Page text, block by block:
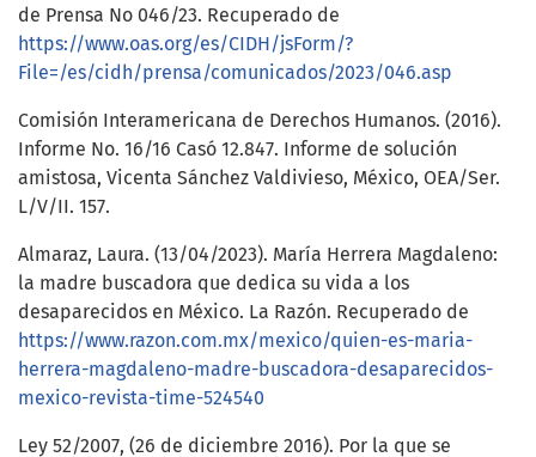
de Prensa No 046/23. Recuperado de
https://www.oas.org/es/CIDH/jsForm/?
File=/es/cidh/prensa/comunicados/2023/046.asp
Comisión Interamericana de Derechos Humanos. (2016).
Informe No. 16/16 Casó 12.847. Informe de solución
amistosa, Vicenta Sánchez Valdivieso, México, OEA/Ser.
L/V/II. 157.
Almaraz, Laura. (13/04/2023). María Herrera Magdaleno:
la madre buscadora que dedica su vida a los
desaparecidos en México. La Razón. Recuperado de
https://www.razon.com.mx/mexico/quien-es-maria-
herrera-magdaleno-madre-buscadora-desaparecidos-
mexico-revista-time-524540
Ley 52/2007, (26 de diciembre 2016). Por la que se